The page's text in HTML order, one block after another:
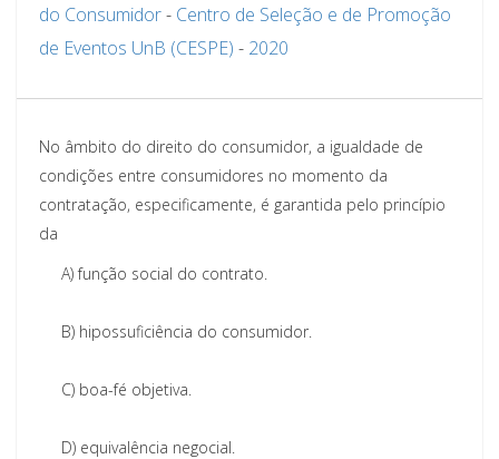
do Consumidor- Centro de Seleção e de Promoção
de Eventos UnB (CESPE) - 2020
No âmbito do direito do consumidor, a igualdade de
condições entre consumidores no momento da
contratação, especificamente, é garantida pelo princípio
da
A)função social do contrato.
B) hipossuficiência do consumidor.
C) boa-fé objetiva.
D) equivalência negocial.